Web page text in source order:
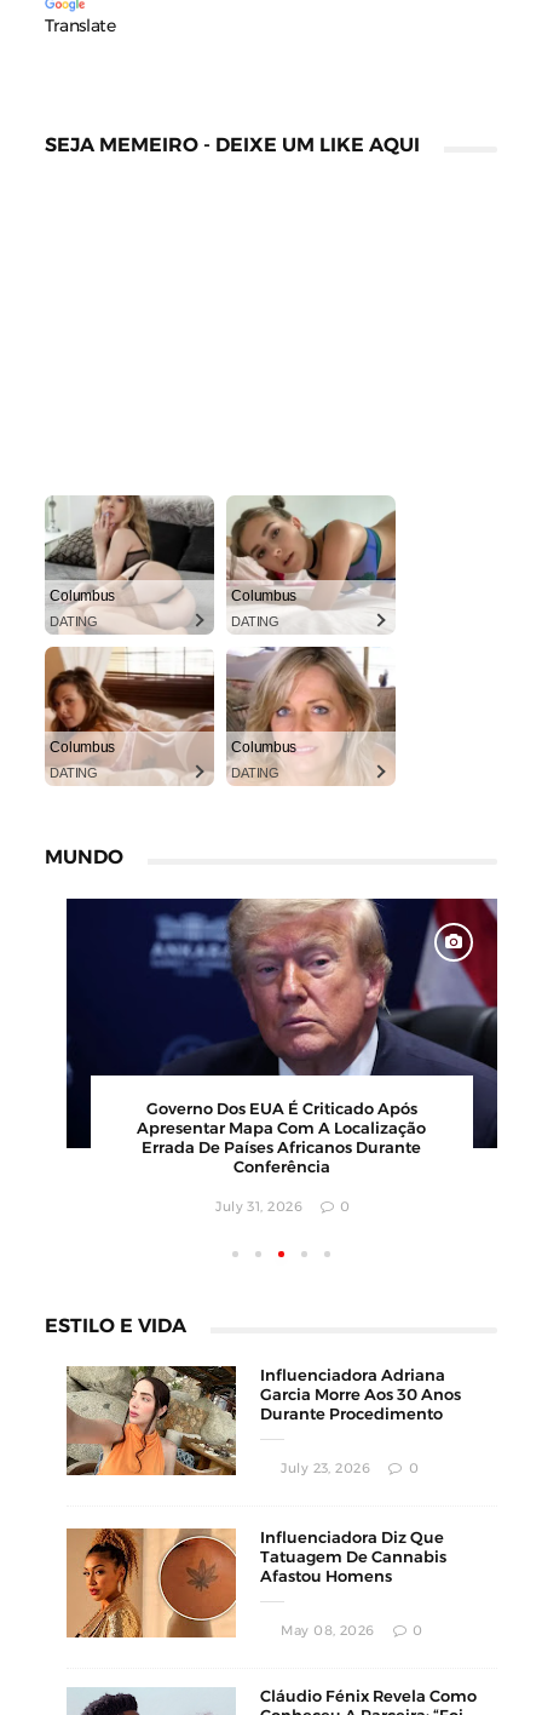
Translate
SEJA MEMEIRO - DEIXE UM LIKE AQUI
Columbus
DATING
Columbus
DATING
Columbus
DATING
Columbus
DATING
MUNDO
Barbearia Nudista Viraliza Ao Atrair
Clientes Com Conceito Inusitado E
Faturamento Milionário
ESTILO E VIDA
Influenciadora Adriana
Garcia Morre Aos 30 Anos
Durante Procedimento
July 23, 2026 0
Influenciadora Diz Que
Tatuagem De Cannabis
Afastou Homens
May 08, 2026 0
Cláudio Fénix Revela Como